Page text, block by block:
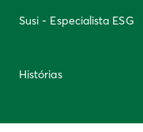
Susi - Especialista ESG
Histórias
Newsletter